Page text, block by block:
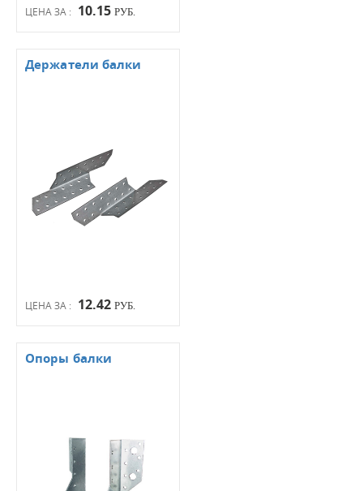
ЦЕНА ЗА : 10.15 РУБ.
ЦЕНА ЗА : 12.42 РУБ.
Держатели балки
Опоры балки